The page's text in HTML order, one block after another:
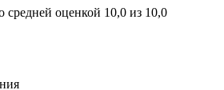
средней оценкой 10,0 из 10,0